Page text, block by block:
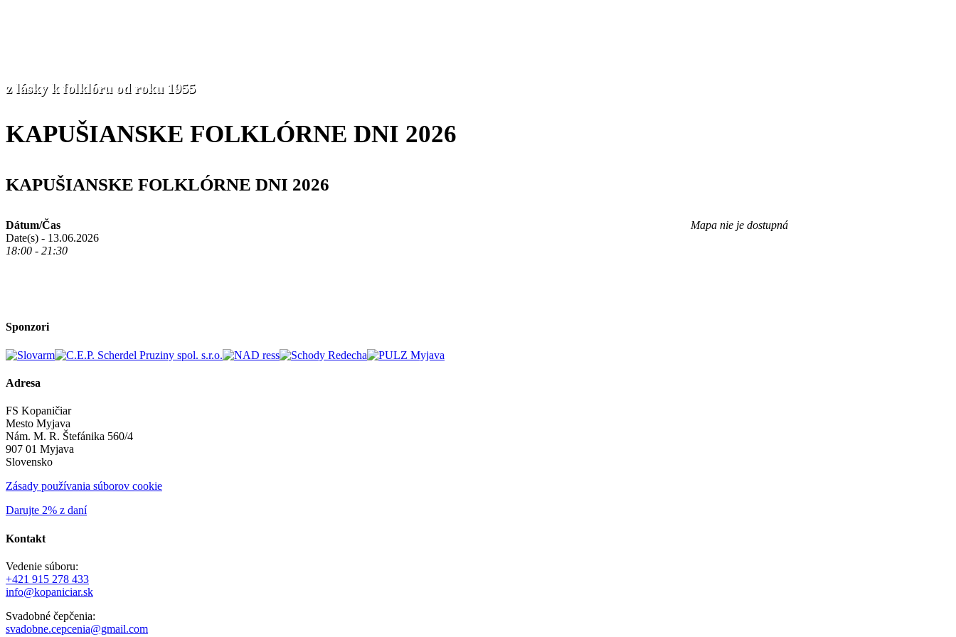
z lásky k folklóru od roku 1955
KAPUŠIANSKE FOLKLÓRNE DNI 2026
KAPUŠIANSKE FOLKLÓRNE DNI 2026
Mapa nie je dostupná
Dátum/Čas
Date(s) - 13.06.2026
18:00 - 21:30
Sponzori
Adresa
FS Kopaničiar
Mesto Myjava
Nám. M. R. Štefánika 560/4
907 01 Myjava
Slovensko
Zásady používania súborov cookie
Darujte 2% z daní
Kontakt
Vedenie súboru:
+421 915 278 433
info@kopaniciar.sk
Svadobné čepčenia:
svadobne.cepcenia@gmail.com